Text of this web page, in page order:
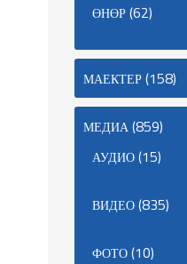
ӨНӨР(62)
МАЕКТЕР(158)
МЕДИА(859)
АУДИО(15)
ВИДЕО(835)
ФОТО(10)